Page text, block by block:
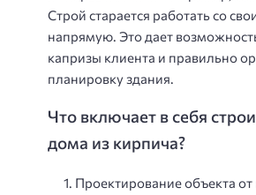
Строй старается работать со
напрямую. Это дает
капризы клиента и правильно
планировку здания.
Что включает в себя
дома из кирпича?
Проектирование объекта от